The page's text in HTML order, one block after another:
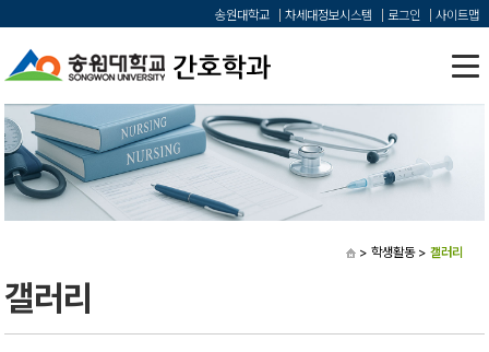
송원대학교 차세대정보시스템 로그인 사이트맵
> 학생활동> 갤러리
갤러리